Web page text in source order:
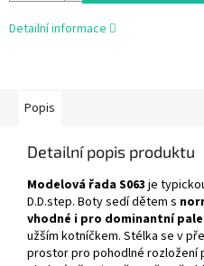
Detailní informace
Popis
Detailní popis produktu
Modelová řada S063 je
D.D.step. Boty sedí dětem s
vhodné i pro dominantní
užším kotníčkem. Stélka se v
prostor pro pohodlné rozložení